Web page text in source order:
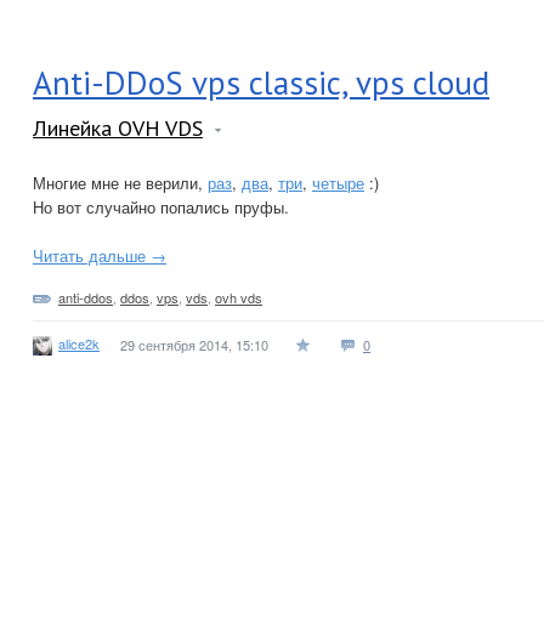
Anti-DDoS vps classic, vps cloud
Линейка OVH VDS
Многие мне не верили, раз, два, три, четыре :)
Но вот случайно попались пруфы.
Читать дальше →
anti-ddos, ddos, vps, vds, ovh vds
alice2k 29 сентября 2014, 15:10 0